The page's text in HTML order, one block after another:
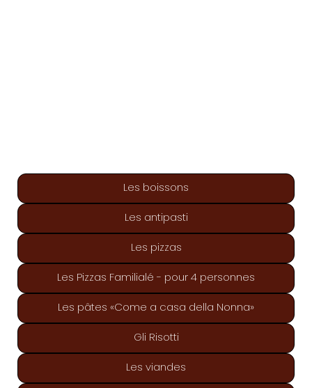
Les boissons
Les antipasti
Les pizzas
Les Pizzas Familialé - pour 4 personnes
Les pâtes «Come a casa della Nonna»
Gli Risotti
Les viandes